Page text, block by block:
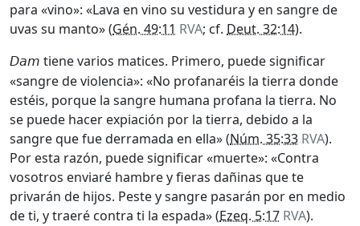
para «vino»: «Lava en vino su vestidura y en sangre de
uvas su manto» (Gén. 49:11 RVA; cf. Deut. 32:14).
Dam tiene varios matices. Primero, puede significar
«sangre de violencia»: «No profanaréis la tierra donde
estéis, porque la sangre humana profana la tierra. No
se puede hacer expiación por la tierra, debido a la
sangre que fue derramada en ella» (Núm. 35:33 RVA).
Por esta razón, puede significar «muerte»: «Contra
vosotros enviaré hambre y fieras dañinas que te
privarán de hijos. Peste y sangre pasarán por en medio
de ti, y traeré contra ti la espada» (Ezeq. 5:17 RVA).